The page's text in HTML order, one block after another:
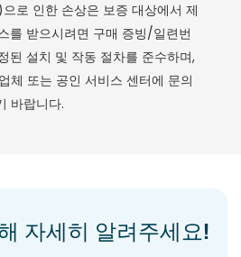
로 인한 손상은 보증 대상에서 제
를 받으시려면 구매 증빙/일련번
된 설치 및 작동 절차를 준수하며,
체 또는 공인 서비스 센터에 문의
바랍니다.
자세히 알려주세요!